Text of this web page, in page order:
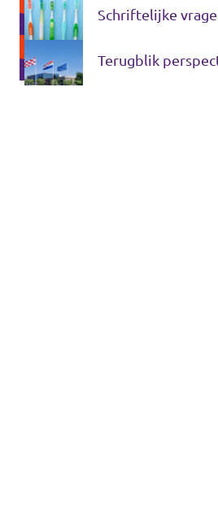
Schriftelijke
Terugblik